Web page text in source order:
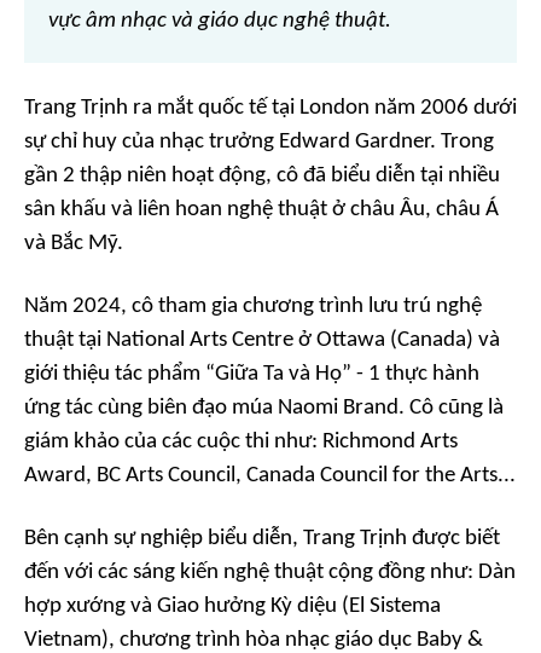
vực âm nhạc và giáo dục nghệ thuật.
Trang Trịnh ra mắt quốc tế tại London năm 2006 dưới
sự chỉ huy của nhạc trưởng Edward Gardner. Trong
gần 2 thập niên hoạt động, cô đã biểu diễn tại nhiều
sân khấu và liên hoan nghệ thuật ở châu Âu, châu Á
và Bắc Mỹ.
Năm 2024, cô tham gia chương trình lưu trú nghệ
thuật tại National Arts Centre ở Ottawa (Canada) và
giới thiệu tác phẩm “Giữa Ta và Họ” - 1 thực hành
ứng tác cùng biên đạo múa Naomi Brand. Cô cũng là
giám khảo của các cuộc thi như: Richmond Arts
Award, BC Arts Council, Canada Council for the Arts...
Bên cạnh sự nghiệp biểu diễn, Trang Trịnh được biết
đến với các sáng kiến nghệ thuật cộng đồng như: Dàn
hợp xướng và Giao hưởng Kỳ diệu (El Sistema
Vietnam), chương trình hòa nhạc giáo dục Baby &